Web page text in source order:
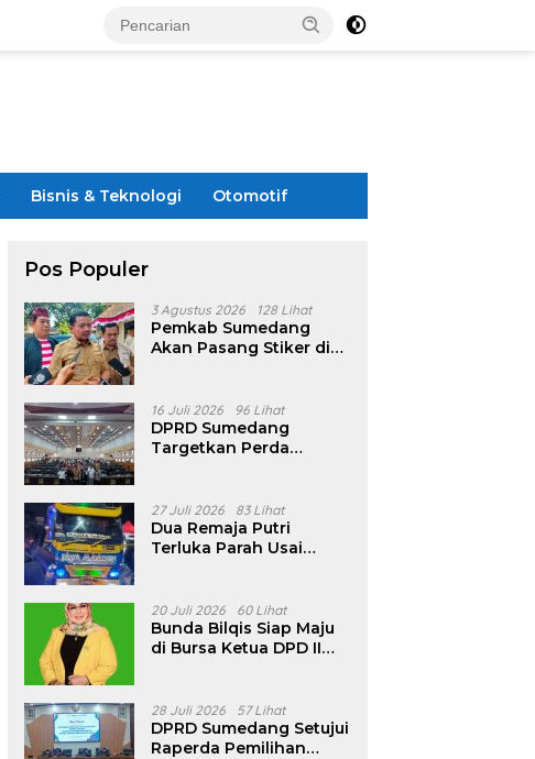
Bisnis & Teknologi Otomotif
Pos Populer
3 Agustus 2026 128 Lihat
Pemkab Sumedang
Akan Pasang Stiker di
16 Juli 2026 96 Lihat
DPRD Sumedang
Targetkan Perda
Pencalonan Diperjelas
27 Juli 2026 83 Lihat
Dua Remaja Putri
Terluka Parah Usai
Tanjungsari Sumedang
20 Juli 2026 60 Lihat
Bunda Bilqis Siap Maju
di Bursa Ketua DPD II
28 Juli 2026 57 Lihat
DPRD Sumedang Setujui
Raperda Pemilihan